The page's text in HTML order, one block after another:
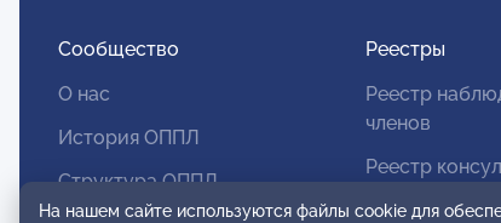
Сообщество
О нас
История ОППЛ
Структура ОППЛ
Реестры
Реестр
членов
Реестр
На нашем сайте используются файлы cookie для